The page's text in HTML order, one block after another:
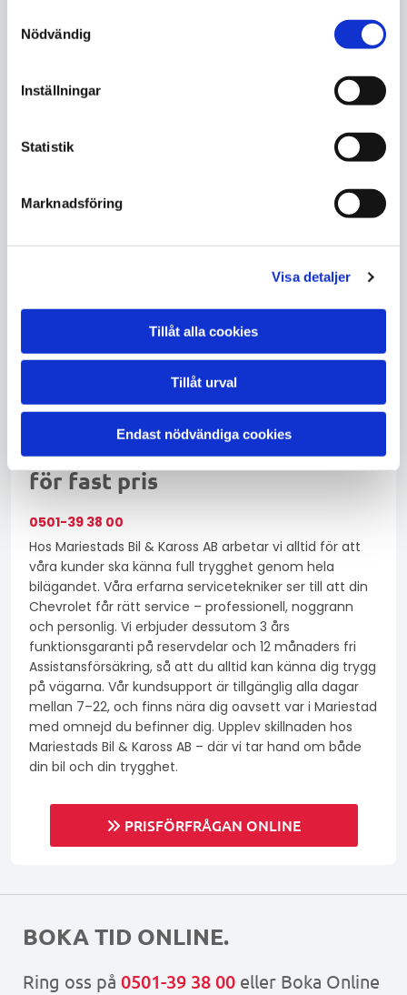
Nödvändig
Inställningar
Statistik
Marknadsföring
Visa detaljer
Tillåt alla cookies
Tillåt urval
Endast nödvändiga cookies
ge din bil den omsorg den behöver för att fortsätta
prestera på toppnivå.
Prisförfrågan online eller ring
för fast pris
0501-39 38 00
Hos Mariestads Bil & Kaross AB arbetar vi alltid för att
våra kunder ska känna full trygghet genom hela
bilägandet. Våra erfarna servicetekniker ser till att din
Chevrolet får rätt service – professionell, noggrann
och personlig. Vi erbjuder dessutom 3 års
funktionsgaranti på reservdelar och 12 månaders fri
Assistansförsäkring, så att du alltid kan känna dig trygg
på vägarna. Vår kundsupport är tillgänglig alla dagar
mellan 7–22, och finns nära dig oavsett var i Mariestad
med omnejd du befinner dig. Upplev skillnaden hos
Mariestads Bil & Kaross AB – där vi tar hand om både
din bil och din trygghet.
PRISFÖRFRÅGAN ONLINE
BOKA TID ONLINE.
Ring oss på 0501-39 38 00 eller Boka Online